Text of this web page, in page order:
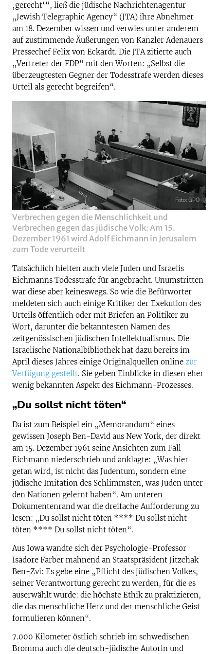
‚gerecht‘“, ließ die jüdische Nachrichtenagentur
„Jewish Telegraphic Agency“ (JTA) ihre Abnehmer
am 18. Dezember wissen und verwies unter anderem
auf zustimmende Äußerungen von Kanzler Adenauers
Pressechef Felix von Eckardt. Die JTA zitierte auch
„Vertreter der FDP“ mit den Worten: „Selbst die
überzeugtesten Gegner der Todesstrafe werden dieses
Urteil als gerecht begreifen“.
Foto: GPO
Verbrechen gegen die Menschlichkeit und
Verbrechen gegen das jüdische Volk: Am 15.
Dezember 1961 wird Adolf Eichmann in Jerusalem
zum Tode verurteilt
Tatsächlich hielten auch viele Juden und Israelis
Eichmanns Todesstrafe für angebracht. Unumstritten
war diese aber keineswegs. So wie die Befürworter
meldeten sich auch einige Kritiker der Exekution des
Urteils öffentlich oder mit Briefen an Politiker zu
Wort, darunter die bekanntesten Namen des
zeitgenössischen jüdischen Intellektualismus. Die
Israelische Nationalbibliothek hat dazu bereits im
April dieses Jahres einige Originalquellen online zur
Verfügung gestellt. Sie geben Einblicke in diesen eher
wenig bekannten Aspekt des Eichmann-Prozesses.
„Du sollst nicht töten“
Da ist zum Beispiel ein „Memorandum“ eines
gewissen Joseph Ben-David aus New York, der direkt
am 15. Dezember 1961 seine Ansichten zum Fall
Eichmann niederschrieb und anklagte: „Was hier
getan wird, ist nicht das Judentum, sondern eine
jüdische Imitation des Schlimmsten, was Juden unter
den Nationen gelernt haben“. Am unteren
Dokumentenrand war die dreifache Aufforderung zu
lesen: „Du sollst nicht töten **** Du sollst nicht
töten **** Du sollst nicht töten“.
Aus Iowa wandte sich der Psychologie-Professor
Isadore Farber mahnend an Staatspräsident Jitzchak
Ben-Zvi: Es gebe eine „Pflicht des jüdischen Volkes,
seiner Verantwortung gerecht zu werden, für die es
auserwählt wurde: die höchste Ethik zu praktizieren,
die das menschliche Herz und der menschliche Geist
formulieren können“.
7.000 Kilometer östlich schrieb im schwedischen
Bromma auch die deutsch-jüdische Autorin und